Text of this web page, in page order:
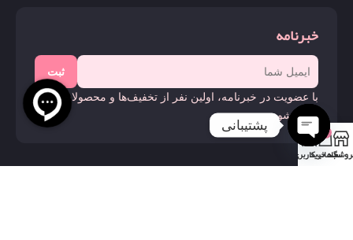
خبرنامه
ثبت
با عضویت در خبرنامه، اولین نفر از تخفیف‌ها و محصولات جدید
باخبر شوید.
0
سبد خرید
حساب کاربری من
پشتیبانی
Open